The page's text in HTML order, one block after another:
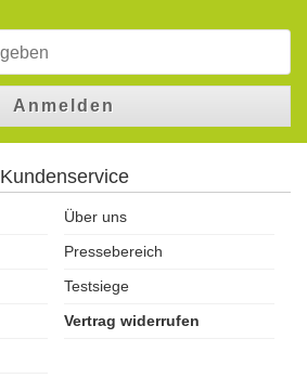
Anmelden
Kundenservice
Über uns
Pressebereich
Testsiege
Vertrag widerrufen